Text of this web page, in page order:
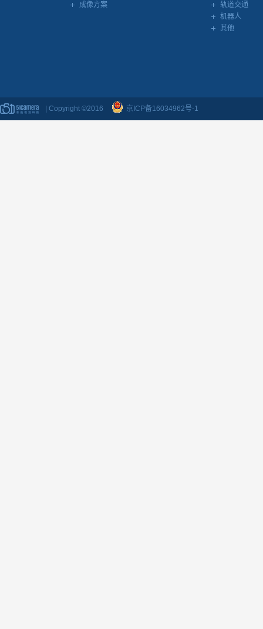
成像方案
轨道交通
机器人
其他
| Copyright ©2016 京ICP备16034962号-1